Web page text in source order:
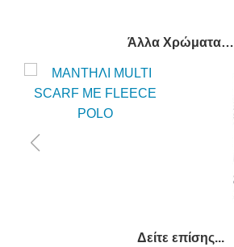
Άλλα Χρώματα…
Δείτε επίσης...